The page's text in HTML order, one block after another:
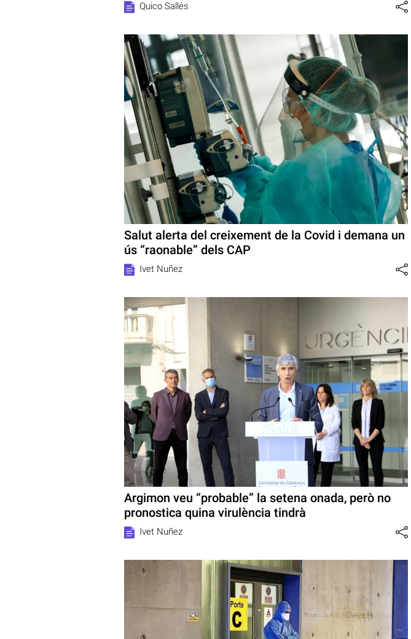
Quico Sallés
Salut alerta del creixement de la Covid i demana un
ús “raonable” dels CAP
Ivet Nuñez
Argimon veu “probable” la setena onada, però no
pronostica quina virulència tindrà
Ivet Nuñez